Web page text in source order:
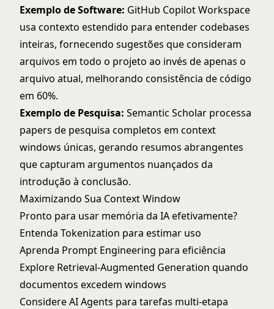
Exemplo de Software: GitHub Copilot Workspace
usa contexto estendido para entender codebases
inteiras, fornecendo sugestões que consideram
arquivos em todo o projeto ao invés de apenas o
arquivo atual, melhorando consistência de código
em 60%.
Exemplo de Pesquisa: Semantic Scholar processa
papers de pesquisa completos em context
windows únicas, gerando resumos abrangentes
que capturam argumentos nuançados da
introdução à conclusão.
Maximizando Sua Context Window
Pronto para usar memória da IA efetivamente?
Entenda Tokenization para estimar uso
Aprenda Prompt Engineering para eficiência
Explore Retrieval-Augmented Generation quando
documentos excedem windows
ConsidereAI Agents para tarefas multi-etapa